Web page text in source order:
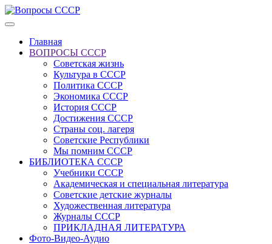
Главная
ВОПРОСЫ СССР
Советская жизнь
Культура в СССР
Политика СССР
Экономика СССР
История СССР
Достижения СССР
Страны соц. лагеря
Советские Республики
Мы помним СССР
БИБЛИОТЕКА СССР
Учебники СССР
Академическая и специальная литература
Советские детские журналы
Художественная литература
Журналы СССР
ПРИКЛАДНАЯ ЛИТЕРАТУРА
Фото-Видео-Аудио